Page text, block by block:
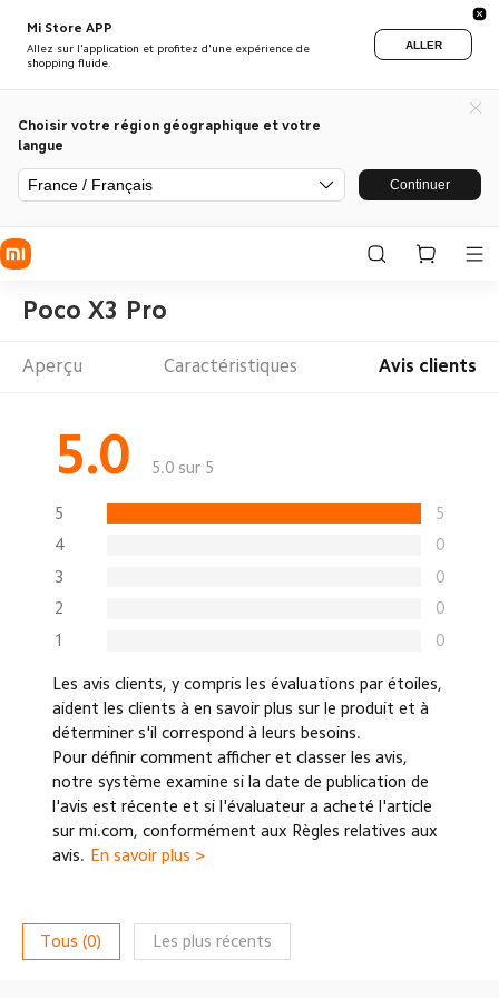
Mi Store APP
Allez sur l'application et profitez d'une expérience de
shopping fluide.
ALLER
Choisir votre région géographique et votre
langue
France / Français Continuer
Poco X3 Pro
Aperçu Caractéristiques Avis clients
5.0 5.0 sur 5
5
5
4
0
3
0
2
0
1
0
Les avis clients, y compris les évaluations par étoiles,
aident les clients à en savoir plus sur le produit et à
déterminer s'il correspond à leurs besoins.
Pour définir comment afficher et classer les avis,
notre système examine si la date de publication de
l'avis est récente et si l'évaluateur a acheté l'article
sur mi.com, conformément aux Règles relatives aux
avis. En savoir plus >
Tous (0) Les plus récents